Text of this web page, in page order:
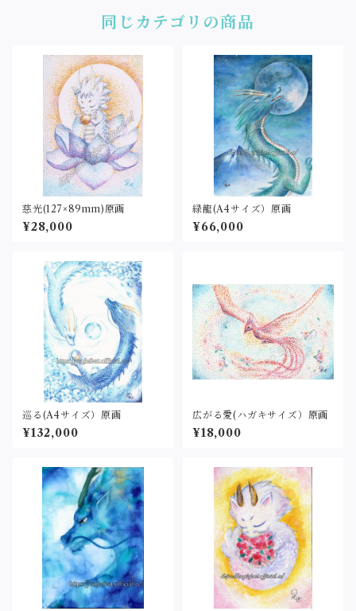
同じカテゴリの商品
慈光(127×89mm)原画
¥28,000
緑龍(A4サイズ）原画
¥66,000
巡る(A4サイズ）原画
¥132,000
広がる愛(ハガキサイズ）原画
¥18,000